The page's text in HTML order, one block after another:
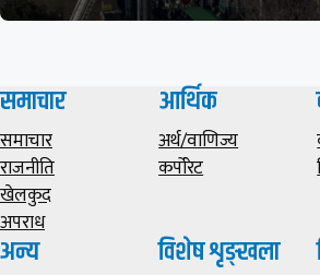
समाचार
समाचार
राजनीति
खेलकुद
अपराध
आर्थिक
अर्थ/वाणिज्य
कर्पोरेट
अन्य विशेष शृङ्खला